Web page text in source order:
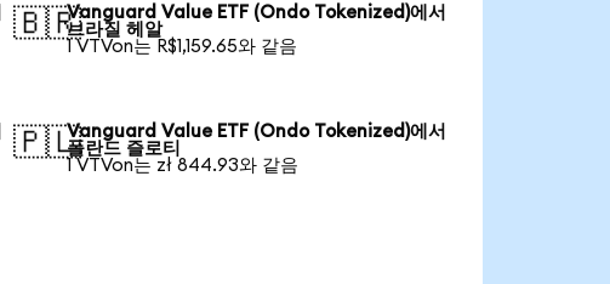
🇧🇷Vanguard Value ETF (Ondo Tokenized)에서
브라질 헤알
1 VTVon는 R$1,159.65와 같음
🇵🇱Vanguard Value ETF (Ondo Tokenized)에서
폴란드 즐로티
1 VTVon는 zł 844.93와 같음